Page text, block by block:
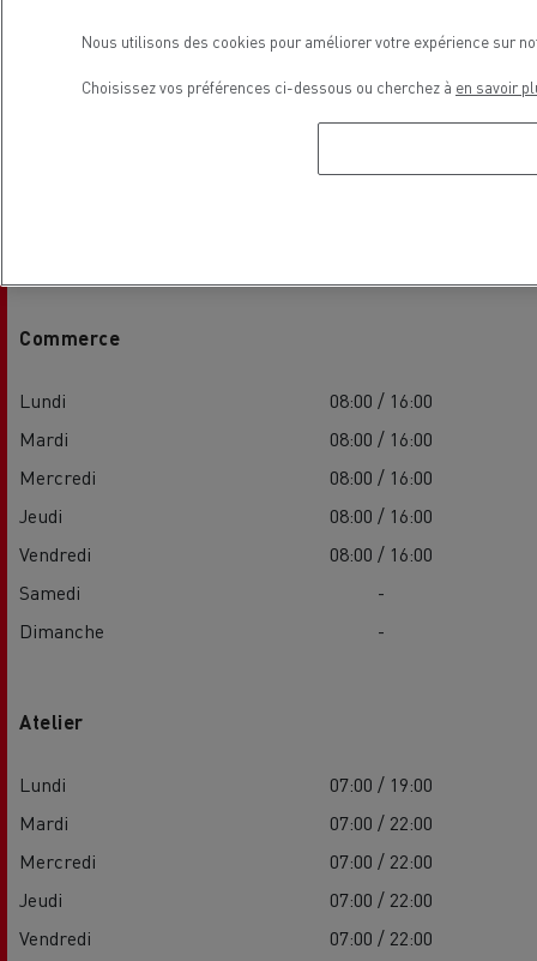
Commerce
Lundi
08:00 / 16:00
Mardi
08:00 / 16:00
Mercredi
08:00 / 16:00
Jeudi
08:00 / 16:00
Vendredi
08:00 / 16:00
Samedi
-
Dimanche
-
Atelier
Lundi
07:00 / 19:00
Mardi
07:00 / 22:00
Mercredi
07:00 / 22:00
Jeudi
07:00 / 22:00
Vendredi
07:00 / 22:00
Nous utilisons des cookies pour améliorer votre expérience sur
Choisissez vos préférences ci-dessous ou cherchez à en savoir